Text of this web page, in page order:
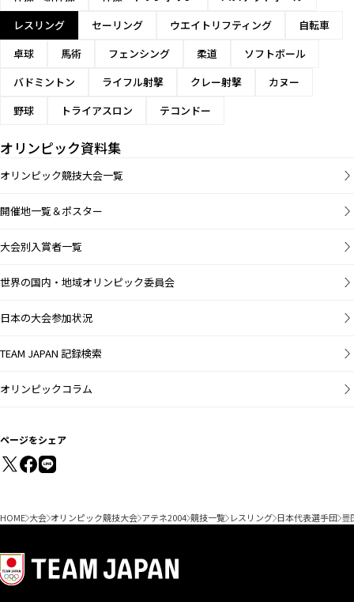
レスリング
セーリング ウエイトリフティング
自転車
卓球
馬術 フェンシング 柔道
ソフトボール
バドミントン
ライフル射撃 クレー射撃
カヌー
野球
トライアスロン テコンドー
オリンピック資料集
オリンピック競技大会一覧
開催地一覧＆ポスター
大会別入賞者一覧
世界の国内・地域オリンピック委員会
日本の大会参加状況
TEAM JAPAN 記録検索
オリンピックコラム
ページをシェア
HOME 大会 オリンピック競技大会 アテネ2004 競技一覧 レスリング 日本代表選手団 豊